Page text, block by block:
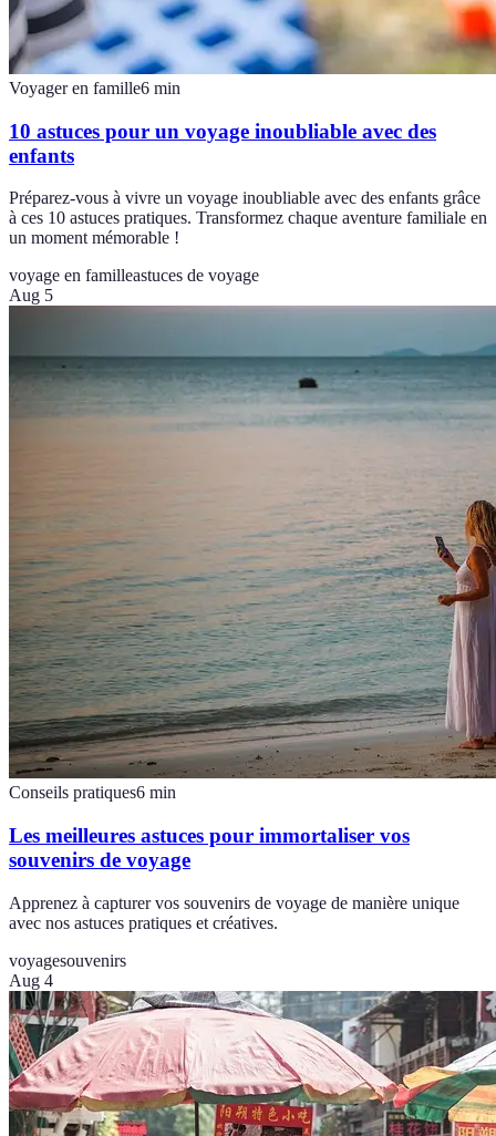
Voyager en famille6 min
10 astuces pour un voyage inoubliable avec des
enfants
Préparez-vous à vivre un voyage inoubliable avec des enfants grâce
à ces 10 astuces pratiques. Transformez chaque aventure familiale en
un moment mémorable !
voyage en familleastuces de voyage
Aug 5
Conseils pratiques6 min
Les meilleures astuces pour immortaliser vos
souvenirs de voyage
Apprenez à capturer vos souvenirs de voyage de manière unique
avec nos astuces pratiques et créatives.
voyagesouvenirs
Aug 4